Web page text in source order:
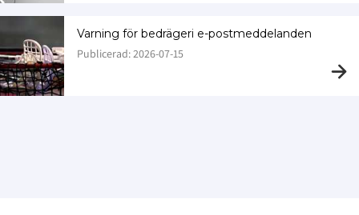
Varning för bedrägeri e-postmeddelanden
Publicerad: 2026-07-15